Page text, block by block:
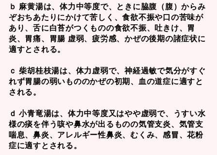
ｂ 麻黄湯は、体力中等度で、ときに脇腹（腹）からみ
ぞおちあたりにかけて苦しく、食欲不振や口の苦味が
あり、舌に白苔がつくものの食欲不振、吐きけ、胃
炎、胃痛、胃腸 虚弱、疲労感、かぜの後期の諸症状に
適すとされる。
ｃ 柴胡桂枝湯は、体力虚弱で、神経過敏で気分がすぐ
れず胃腸の弱いもののかぜの初期、血の道症に適すと
される。
ｄ 小青竜湯は、体力中等度又はやや虚弱で、うすい水
様の痰を伴う咳や鼻水が出るものの気管支炎、気管支
喘息、鼻炎、アレルギー性鼻炎、むくみ、感冒、花粉
症に適すとされる。